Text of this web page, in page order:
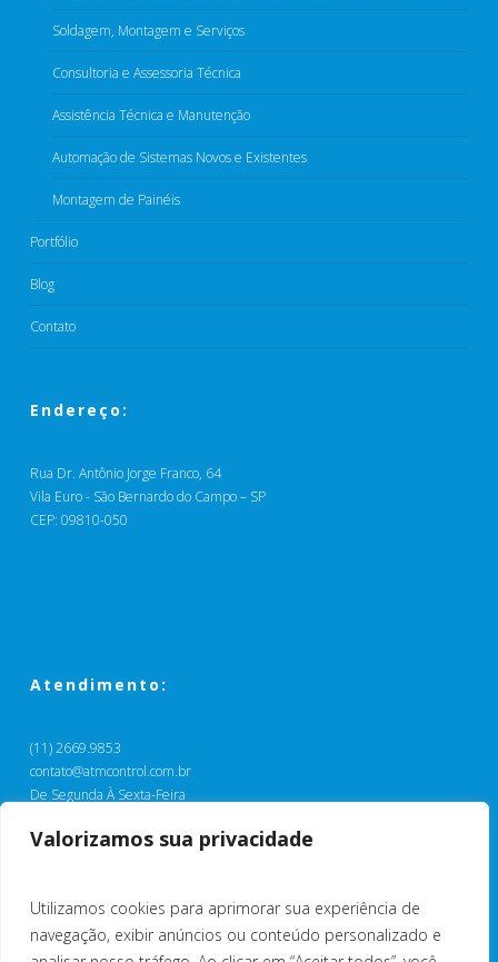
Valorizamos sua privacidade
Utilizamos cookies para aprimorar sua experiência de
navegação, exibir anúncios ou conteúdo personalizado e
Soldagem, Montagem e Serviços​
Consultoria e Assessoria Técnica​
Assistência Técnica e Manutenção​
Automação de Sistemas Novos e Existentes
Montagem de Painéis​
Portfólio
Blog
Contato
Endereço:
Rua Dr. Antônio Jorge Franco, 64
Vila Euro - São Bernardo do Campo – SP
CEP: 09810-050
Atendimento:
(11) 2669.9853
contato@atmcontrol.com.br
De Segunda À Sexta-Feira
(62) 99482.7218